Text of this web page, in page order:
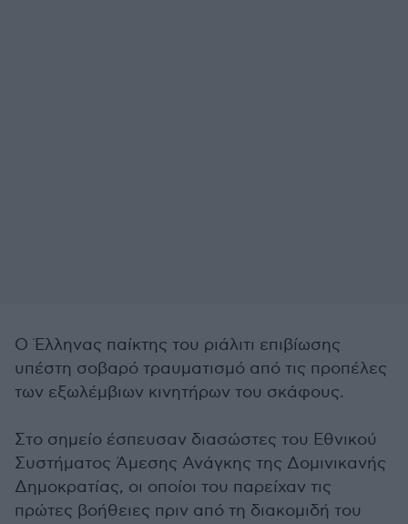
Ο Έλληνας παίκτης του ριάλιτι επιβίωσης
υπέστη σοβαρό τραυματισμό από τις προπέλες
των εξωλέμβιων κινητήρων του σκάφους.
Στο σημείο έσπευσαν διασώστες του Εθνικού
Συστήματος Άμεσης Ανάγκης της Δομινικανής
Δημοκρατίας, οι οποίοι του παρείχαν τις
πρώτες βοήθειες πριν από τη διακομιδή του